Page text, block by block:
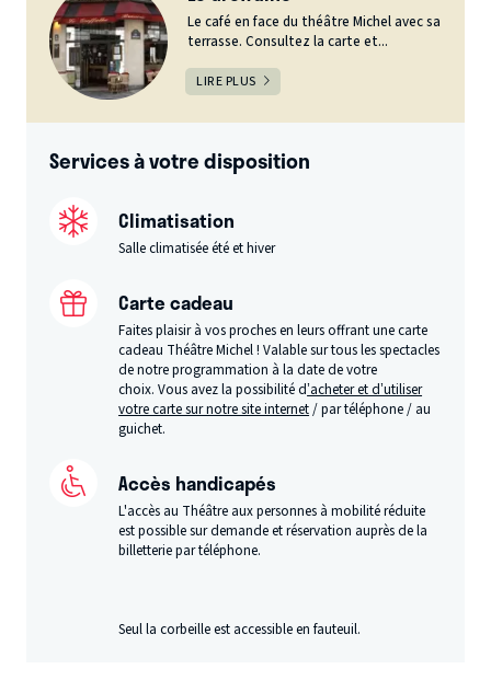
Le café en face du théâtre Michel avec sa
terrasse. Consultez la carte et...
LIRE PLUS
Services à votre disposition
Climatisation
Salle climatisée été et hiver
Carte cadeau
Faites plaisir à vos proches en leurs offrant une carte
cadeau Théâtre Michel ! Valable sur tous les spectacles
de notre programmation à la date de votre
choix. Vous avez la possibilité d’acheter et d’utiliser
votre carte sur notre site internet/ par téléphone / au
guichet.
Accès handicapés
L'accès au Théâtre aux personnes à mobilité réduite
est possible sur demande et réservation auprès de la
billetterie par téléphone.
Seul la corbeille est accessible en fauteuil.